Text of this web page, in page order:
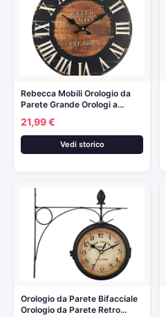
Rebecca Mobili Orologio da
Parete Grande Orologi a…
21,99 €
Vedi storico
Orologio da Parete Bifacciale
Orologio da Parete Retro…